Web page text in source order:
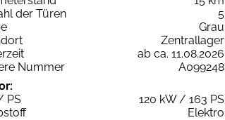
der Türen
5
Grau
Zentrallager
ab ca. 11.08.2026
Nummer
A099248
PS
120 kW / 163 PS
Elektro